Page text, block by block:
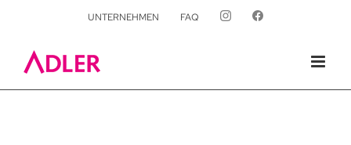
UNTERNEHMEN FAQ